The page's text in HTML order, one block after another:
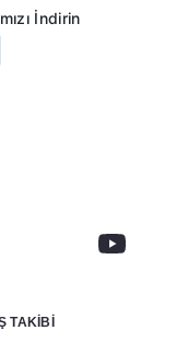
İndirin
TAKİBİ